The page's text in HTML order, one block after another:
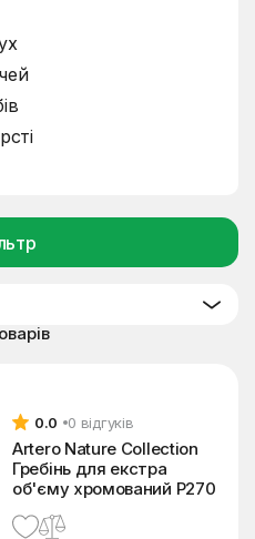
0.0 0 відгуків
Artero Nature Collection
Гребінь для екстра
об'єму хромований P270